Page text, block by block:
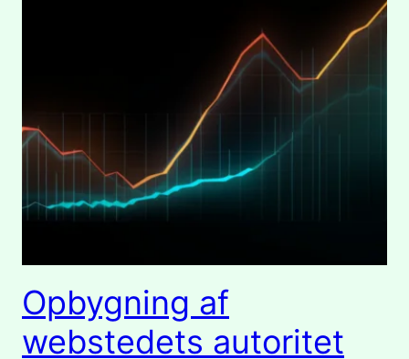
Opbygning af
webstedets autoritet